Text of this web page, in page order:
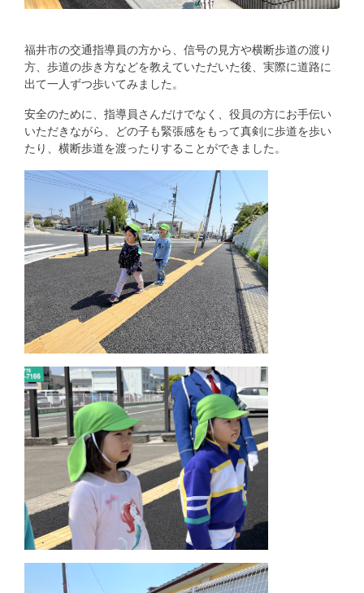
福井市の交通指導員の方から、信号の見方や横断歩道の渡り
方、歩道の歩き方などを教えていただいた後、実際に道路に
出て一人ずつ歩いてみました。
安全のために、指導員さんだけでなく、役員の方にお手伝い
いただきながら、どの子も緊張感をもって真剣に歩道を歩い
たり、横断歩道を渡ったりすることができました。